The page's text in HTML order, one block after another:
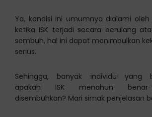
Ya, kondisi ini umumnya dialami oleh
ketika ISK terjadi secara berulang
sembuh, hal ini dapat menimbulkan
serius.
Sehingga, banyak individu yang
apakah ISK menahun
disembuhkan? Mari simak penjelasan